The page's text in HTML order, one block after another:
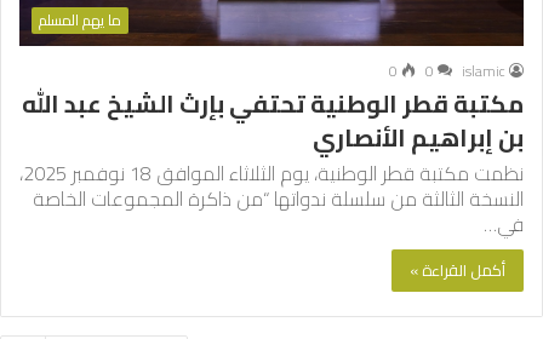
ما يهم المسلم
islamic
0
0
مكتبة قطر الوطنية تحتفي بإرث الشيخ عبد الله
بن إبراهيم الأنصاري
نظمت مكتبة قطر الوطنية، يوم الثلاثاء الموافق 18 نوفمبر 2025،
النسخة الثالثة من سلسلة ندواتها “من ذاكرة المجموعات الخاصة
في…
أكمل القراءة »